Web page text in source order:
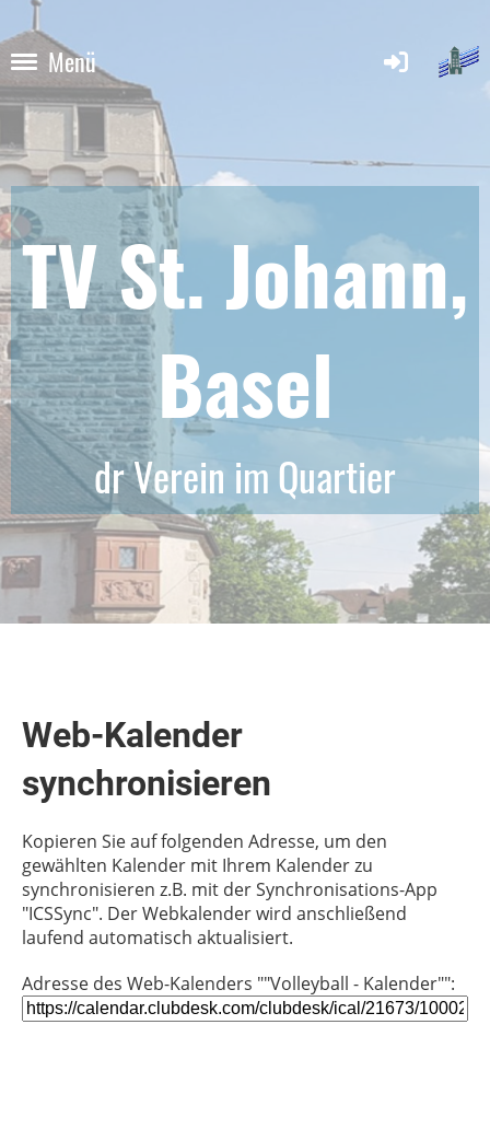
Menü
TV St. Johann,
Basel
dr Verein im Quartier
Web-Kalender
synchronisieren
Kopieren Sie auf folgenden Adresse, um den
gewählten Kalender mit Ihrem Kalender zu
synchronisieren z.B. mit der Synchronisations-App
"ICSSync". Der Webkalender wird anschließend
laufend automatisch aktualisiert.
Adresse des Web-Kalenders ""Volleyball - Kalender"":